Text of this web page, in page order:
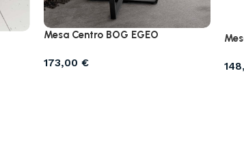
Mesa Centro BOG EGEO
173,00 €